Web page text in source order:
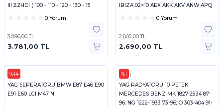
III 2.2HDI ( 100 - 110 - 120 - 130 - 15
0 Yorum
3.896,00 TL
3.781,00 TL
IBIZA 02>10 AEX AKK AKV ANW APQ
0 Yorum
2.805,00 TL
2.690,00 TL
%14
FEBI
YAG SEPERATORU BMW E87 E46 E90
E91 E60 LCI M47 N
%1
FEBI
YAG RADYATÖRÜ 10 PETEK
MERCEDES BENZ MK 1827-2534 87-
96; NG 1222-1933 73-96; O 303-404 91-